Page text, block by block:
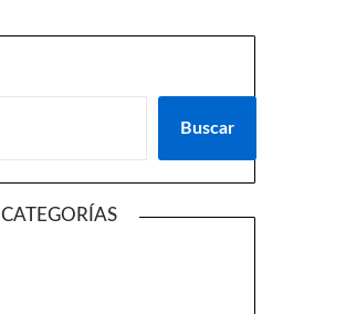
Buscar
CATEGORÍAS